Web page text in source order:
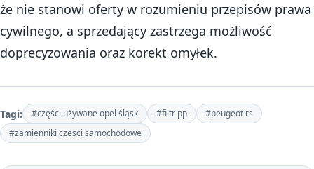
że nie stanowi oferty w rozumieniu przepisów prawa
cywilnego, a sprzedający zastrzega możliwość
doprecyzowania oraz korekt omyłek.
Tagi: #części używane opel śląsk #filtr pp
#peugeot rs
#zamienniki czesci samochodowe